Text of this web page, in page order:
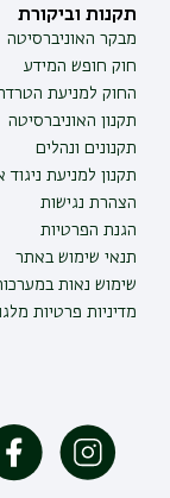
תקנות וביקורת
מבקר האוניברסיטה
חוק חופש המידע
החוק למניעת
תקנון האוניברסיטה
תקנונים ונהלים
תקנון למניעת ניגוד
הצהרת נגישות
הגנת הפרטיות
תנאי שימוש באתר
שימוש נאות
מדיניות פרטיות